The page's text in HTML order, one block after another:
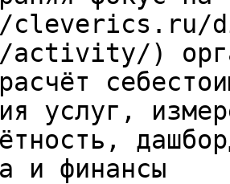
cleverics.ru/
)
услуг,
и финансы